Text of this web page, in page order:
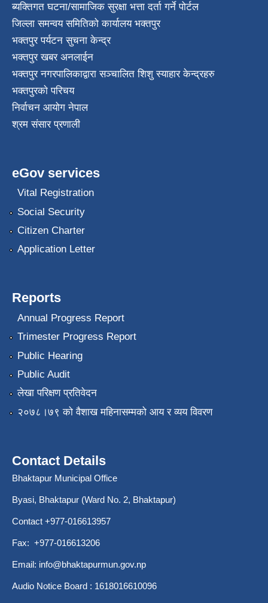
ब्यक्तिगत घटना/सामाजिक सुरक्षा भत्ता दर्ता गर्ने पोर्टल
जिल्ला समन्वय समितिको कार्यालय भक्तपुर
भक्तपुर पर्यटन सुचना केन्द्र
भक्तपुर खबर अनलाईन
भक्तपुर नगरपालिकाद्वारा सञ्चालित शिशु स्याहार केन्द्रहरु
भक्तपुरकाे परिचय
निर्वाचन आयोग नेपाल
श्रम संसार प्रणाली
eGov services
Vital Registration
Social Security
Citizen Charter
Application Letter
Reports
Annual Progress Report
Trimester Progress Report
Public Hearing
Public Audit
लेखा परिक्षण प्रतिवेदन
२०७८।७९ को वैशाख महिनासम्मको आय र व्यय विवरण
Contact Details
Bhaktapur Municipal Office
Byasi, Bhaktapur (Ward No. 2, Bhaktapur)
Contact +977-016613957
Fax: +977-016613206
Email: info@bhaktapurmun.gov.np
Audio Notice Board : 1618016610096